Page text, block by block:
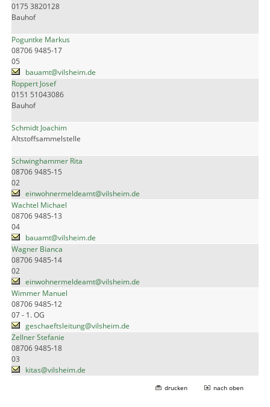
0175 3820128
Bauhof
Poguntke Markus
08706 9485-17
05
bauamt@vilsheim.de
Roppert Josef
0151 51043086
Bauhof
Schmidt Joachim
Altstoffsammelstelle
Schwinghammer Rita
08706 9485-15
02
einwohnermeldeamt@vilsheim.de
Wachtel Michael
08706 9485-13
04
bauamt@vilsheim.de
Wagner Bianca
08706 9485-14
02
einwohnermeldeamt@vilsheim.de
Wimmer Manuel
08706 9485-12
07 - 1. OG
geschaeftsleitung@vilsheim.de
Zellner Stefanie
08706 9485-18
03
kitas@vilsheim.de
drucken nach oben